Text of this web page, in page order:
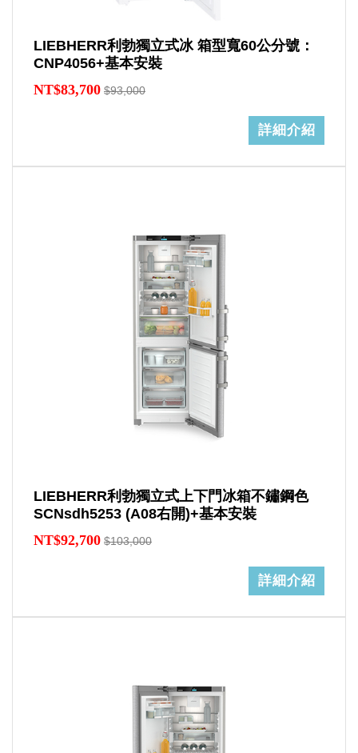
LIEBHERR利勃獨立式冰 箱型寬60公分號：
CNP4056+基本安裝
NT$83,700 $93,000
詳細介紹
LIEBHERR利勃獨立式上下門冰箱不鏽鋼色
SCNsdh5253 (A08右開)+基本安裝
NT$92,700 $103,000
詳細介紹